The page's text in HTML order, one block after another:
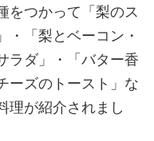
をつかって「梨のス
・「梨とベーコン・
ラダ」・「バター香
ーズのトースト」な
理が紹介されまし